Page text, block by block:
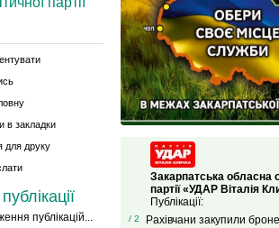
в закладки
для друку
публікацій...
Закарпатська обласна
партії «УДАР Віталія
Публікації:
/ 2
Рахівчани закупили